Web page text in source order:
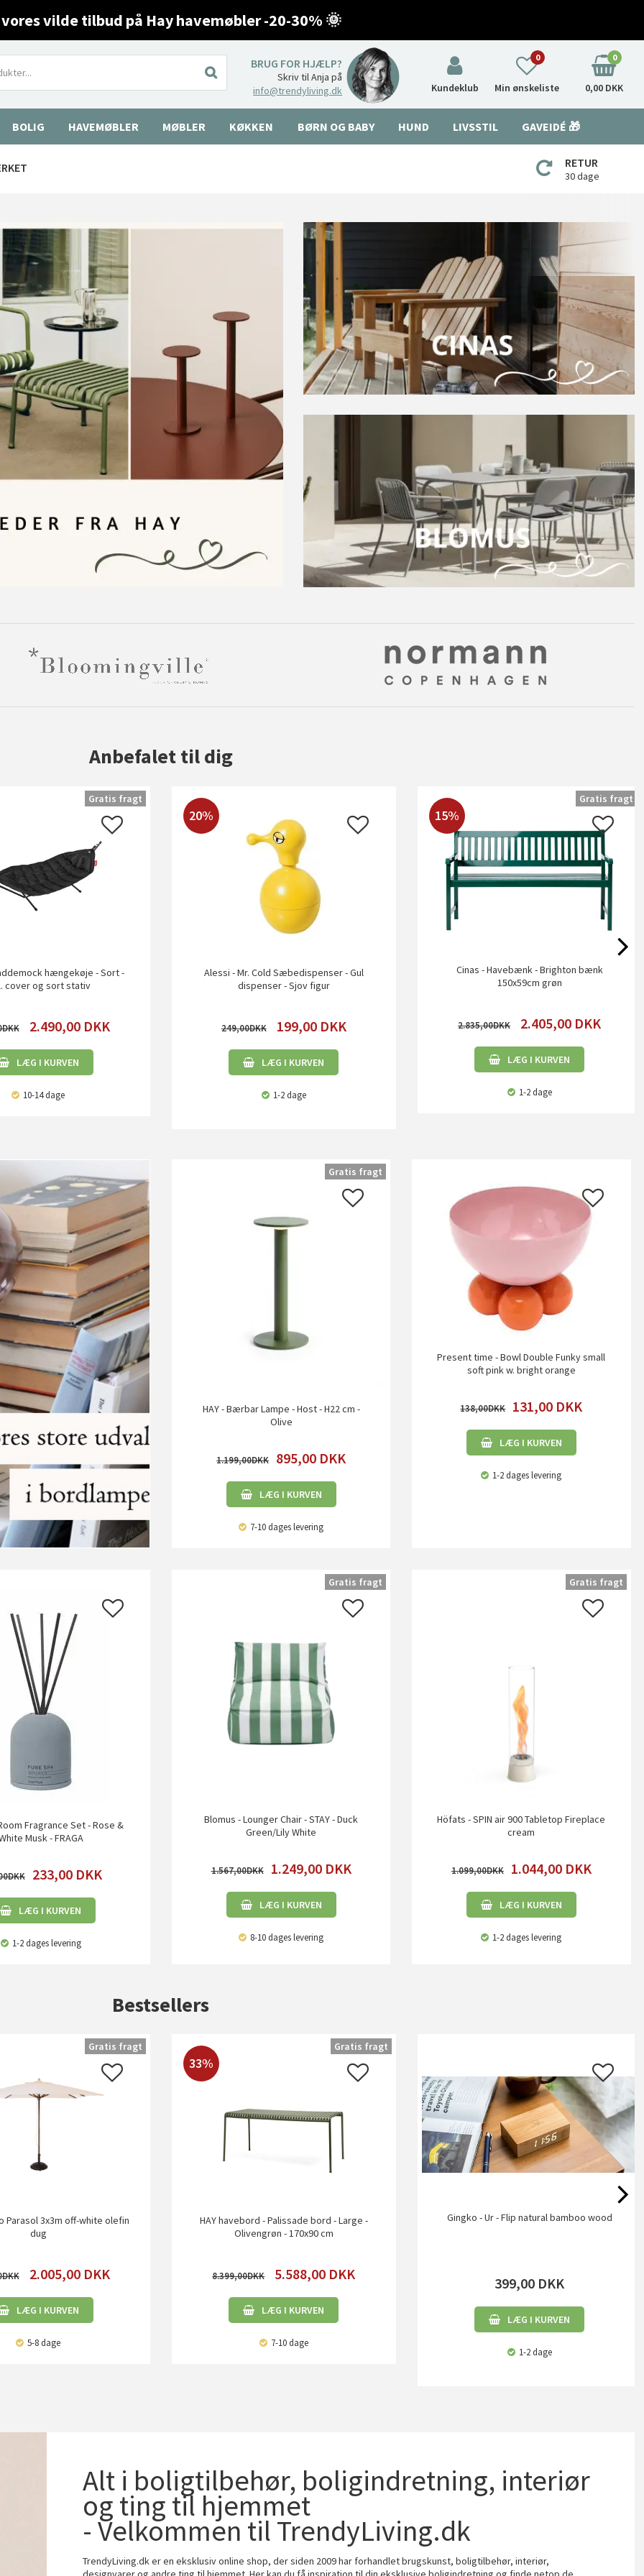
vores vilde tilbud på Hay havemøbler -20-30% 🌞
BRUG FOR HJÆLP?
Skriv til Anja på
info@trendyliving.dk
Kundeklub Min ønskeliste
0 0
0,00 DKK
BOLIG HAVEMØBLER MØBLER KØKKEN BØRN OG BABY HUND LIVSSTIL GAVEIDÉ 🎁
RETUR
30 dage
Anbefalet til dig
hængekøje - Sort -
cover og sort stativ
2.490,00 DKK
LÆG I KURVEN
10-14 dage
Gratis fragt
20%
Alessi - Mr. Cold Sæbedispenser - Gul
dispenser - Sjov figur
249,00 199,00 DKK
LÆG I KURVEN
1-2 dage
15%
Cinas - Havebænk - Brighton bænk
150x59cm grøn
2.835,00 2.405,00 DKK
LÆG I KURVEN
1-2 dage
Gratis fragt
HAY - Bærbar Lampe - Host - H22 cm -
Olive
1.199,00 895,00 DKK
LÆG I KURVEN
7-10 dages levering
Gratis fragt
Present time - Bowl Double Funky small
soft pink w. bright orange
138,00 131,00 DKK
LÆG I KURVEN
1-2 dages levering
Fragrance Set - Rose &
Musk - FRAGA
233,00 DKK
LÆG I KURVEN
1-2 dages levering
Blomus - Lounger Chair - STAY - Duck
Green/Lily White
1.567,00 1.249,00 DKK
LÆG I KURVEN
8-10 dages levering
Gratis fragt
Höfats - SPIN air 900 Tabletop Fireplace
cream
1.099,00 1.044,00 DKK
LÆG I KURVEN
1-2 dages levering
Gratis fragt
Bestsellers
Parasol 3x3m off-white olefin
dug
2.005,00 DKK
LÆG I KURVEN
5-8 dage
Gratis fragt
33%
HAY havebord - Palissade bord - Large -
Olivengrøn - 170x90 cm
8.399,00 5.588,00 DKK
LÆG I KURVEN
7-10 dage
Gratis fragt
Gingko - Ur - Flip natural bamboo wood
399,00 DKK
LÆG I KURVEN
1-2 dage
Alt i boligtilbehør, boligindretning, interiør
og ting til hjemmet
- Velkommen til TrendyLiving.dk
TrendyLiving.dk er en eksklusiv online shop, der siden 2009 har forhandlet brugskunst, boligtilbehør, interiør,